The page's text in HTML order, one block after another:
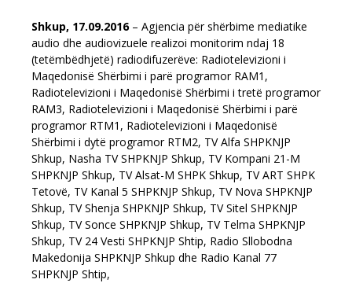
Shkup, 17.09.2016– Agjencia për shërbime mediatike
audio dhe audiovizuele realizoi monitorim ndaj 18
(tetëmbëdhjetë) radiodifuzerëve: Radiotelevizioni i
Maqedonisë Shërbimi i parë programor RAM1,
Radiotelevizioni i Maqedonisë Shërbimi i tretë programor
RAM3, Radiotelevizioni i Maqedonisë Shërbimi i parë
programor RTM1, Radiotelevizioni i Maqedonisë
Shërbimi i dytë programor RTM2, TV Alfa SHPKNJP
Shkup, Nasha TV SHPKNJP Shkup, TV Kompani 21-M
SHPKNJP Shkup, TV Alsat-M SHPK Shkup, TV ART SHPK
Tetovë, TV Kanal 5 SHPKNJP Shkup, TV Nova SHPKNJP
Shkup, TV Shenja SHPKNJP Shkup, TV Sitel SHPKNJP
Shkup, TV Sonce SHPKNJP Shkup, TV Telma SHPKNJP
Shkup, TV 24 Vesti SHPKNJP Shtip, Radio Sllobodna
Makedonija SHPKNJP Shkup dhe Radio Kanal 77
SHPKNJP Shtip,